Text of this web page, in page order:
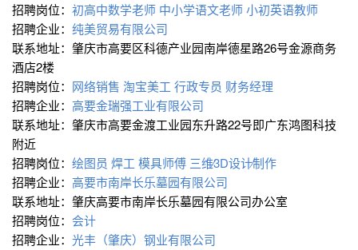
招聘岗位： 初高中数学老师 中小学语文老师小初英语教师
招聘企业： 纯美贸易有限公司
联系地址：肇庆市高要区科德产业园南岸德星路26号金源商务
酒店2楼
招聘岗位： 网络销售 淘宝美工 行政专员 财务经理
招聘企业： 高要金瑞强工业有限公司
联系地址：肇庆市高要金渡工业园东升路22号即广东鸿图科技
附近
招聘岗位： 绘图员 焊工 模具师傅 三维∕3D设计∕制作
招聘企业： 高要市南岸长乐墓园有限公司
联系地址：肇庆高要市南岸长乐墓园有限公司办公室
招聘岗位： 会计
招聘企业： 光丰（肇庆）钢业有限公司